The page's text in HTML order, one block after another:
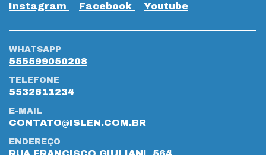
Instagram Facebook Youtube
WHATSAPP
555599050208
TELEFONE
5532611234
E-MAIL
CONTATO@ISLEN.COM.BR
ENDEREÇO